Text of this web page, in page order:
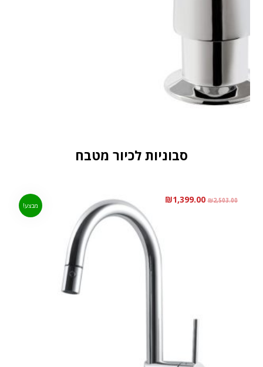
סבוניות לכיור מטבח
₪2,503.00
₪1,399.00
מבצע!